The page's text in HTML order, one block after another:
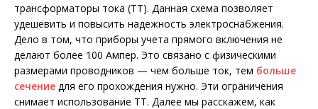
трансформаторы тока (ТТ). Данная схема позволяет
удешевить и повысить надежность электроснабжения.
Дело в том, что приборы учета прямого включения не
делают более 100 Ампер. Это связано с физическими
размерами проводников — чем больше ток, тем больше
сечение для его прохождения нужно. Эти ограничения
снимает использование ТТ. Далее мы расскажем, как